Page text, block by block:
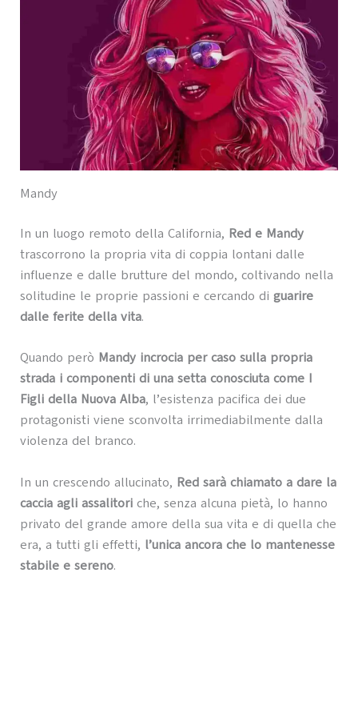
Mandy
In un luogo remoto della California, Red e Mandy
trascorrono la propria vita di coppia lontani dalle
influenze e dalle brutture del mondo, coltivando nella
solitudine le proprie passioni e cercando di guarire
dalle ferite della vita.
Quando però Mandy incrocia per caso sulla propria
strada i componenti di una setta conosciuta come I
Figli della Nuova Alba, l’esistenza pacifica dei due
protagonisti viene sconvolta irrimediabilmente dalla
violenza del branco.
In un crescendo allucinato, Red sarà chiamato a dare la
caccia agli assalitori che, senza alcuna pietà, lo hanno
privato del grande amore della sua vita e di quella che
era, a tutti gli effetti, l’unica ancora che lo mantenesse
stabile e sereno.